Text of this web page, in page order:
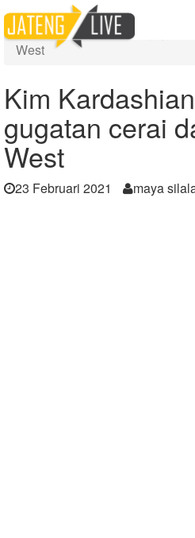
Home
Berita
Kim Kardashian mengajukan
West
Kim
gugatan cerai
West
23 Februari 2021 maya